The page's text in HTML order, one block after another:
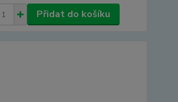
Přidat do košíku